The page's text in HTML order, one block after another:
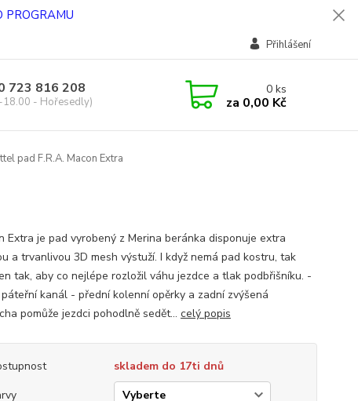
PROGRAMU
Přihlášení
723 816 208
18.00 - Hořesedly)
0ks
za 0,00 Kč
pad F.R.A. Macon Extra
Extra je pad vyrobený z Merina beránka disponuje extra
a trvanlivou 3D mesh výstuží. I když nemá pad kostru, tak
tak, aby co nejlépe rozložil váhu jezdce a tlak podbřišníku. -
kanál - přední kolenní opěrky a zadní zvýšená
pomůže jezdci pohodlně sedět... celý popis
skladem do 17ti dnů